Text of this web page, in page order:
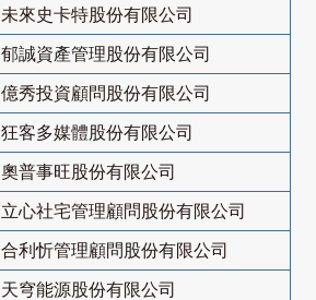
未來史卡特股份有限公司
郁誠資產管理股份有限公司
億秀投資顧問股份有限公司
狂客多媒體股份有限公司
奧普事旺股份有限公司
立心社宅管理顧問股份有限公司
合利忻管理顧問股份有限公司
天穹能源股份有限公司